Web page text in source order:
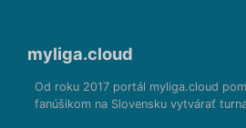
myliga.cloud
Od roku 2017 portál myliga.cloud
fanúšikom na Slovensku vytvárať